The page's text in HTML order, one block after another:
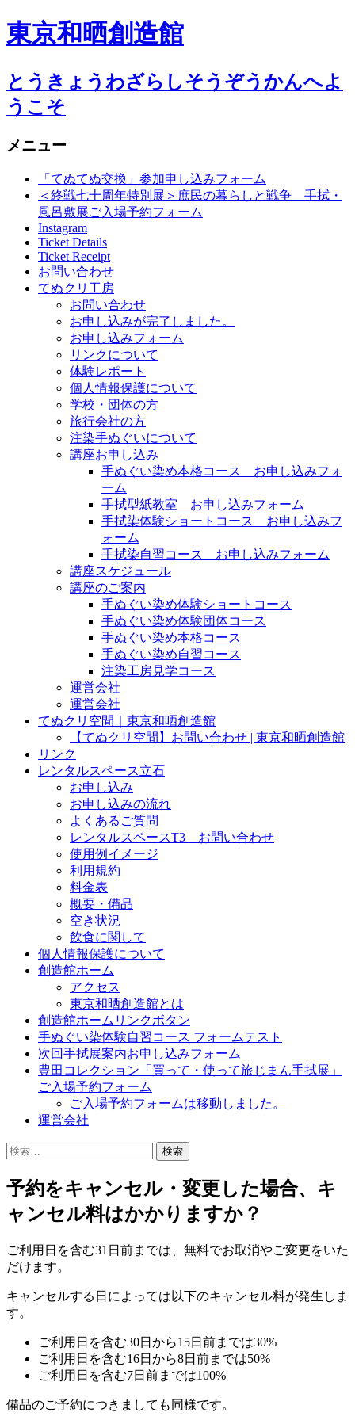
東京和晒創造館
とうきょうわざらしそうぞうかんへよ
うこそ
メニュー
「てぬてぬ交換」参加申し込みフォーム
＜終戦七十周年特別展＞庶民の暮らしと戦争 手拭・
風呂敷展ご入場予約フォーム
Instagram
Ticket Details
Ticket Receipt
お問い合わせ
てぬクリ工房
お問い合わせ
お申し込みが完了しました。
お申し込みフォーム
リンクについて
体験レポート
個人情報保護について
学校・団体の方
旅行会社の方
注染手ぬぐいについて
講座お申し込み
手ぬぐい染め本格コース お申し込みフォ
ーム
手拭型紙教室 お申し込みフォーム
手拭染体験ショートコース お申し込みフ
ォーム
手拭染自習コース お申し込みフォーム
講座スケジュール
講座のご案内
手ぬぐい染め体験ショートコース
手ぬぐい染め体験団体コース
手ぬぐい染め本格コース
手ぬぐい染め自習コース
注染工房見学コース
運営会社
運営会社
てぬクリ空間｜東京和晒創造館
【てぬクリ空間】お問い合わせ | 東京和晒創造館
リンク
レンタルスペース立石
お申し込み
お申し込みの流れ
よくあるご質問
レンタルスペースT3 お問い合わせ
使用例イメージ
利用規約
料金表
概要・備品
空き状況
飲食に関して
個人情報保護について
創造館ホーム
アクセス
東京和晒創造館とは
創造館ホームリンクボタン
手ぬぐい染体験自習コース フォームテスト
次回手拭展案内お申し込みフォーム
豊田コレクション「買って・使って旅じまん手拭展」
ご入場予約フォーム
ご入場予約フォームは移動しました。
運営会社
検
予約をキャンセル・変更した場合、キ
ャンセル料はかかりますか？
ご利用日を含む31日前までは、無料でお取消やご変更をいた
だけます。
キャンセルする日によっては以下のキャンセル料が発生しま
す。
ご利用日を含む30日から15日前までは30%
ご利用日を含む16日から8日前までは50%
ご利用日を含む7日前までは100%
備品のご予約につきましても同様です。